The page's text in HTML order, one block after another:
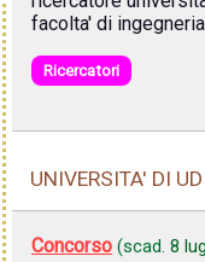
facolta' di
Ricercatori
UNIVERSITA' DI
Concorso (scad. 8